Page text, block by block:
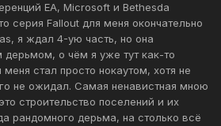
EA, Microsoft и Bethesda
серия Fallout для меня окончательно
я ждал 4-ую часть, но она
о чём я уже тут как-то
стал просто нокаутом, хотя не
не ожидал. Самая ненавистная мною
строительство поселений и их
рандомного дерьма, на столько всё